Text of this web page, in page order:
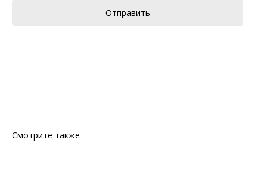
Отправить
Смотрите также